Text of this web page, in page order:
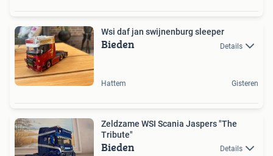
Wsi daf jan swijnenburg sleeper
Bieden Details
Hattem Gisteren
Zeldzame WSI Scania Jaspers "The
Tribute"
Bieden Details